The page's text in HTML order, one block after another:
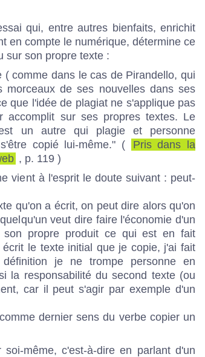
qui, entre autres bienfaits, enrichit
en compte le numérique, détermine ce
sur son propre texte :
comme dans le cas de Pirandello, qui
morceaux de ses nouvelles dans ses
que l'idée de plagiat ne s'applique pas
accomplit sur ses propres textes. Le
un autre qui plagie et personne
copié lui-même." (
Pris dans la
, p. 119 )
vient à l'esprit le doute suivant : peut-
qu'on a écrit, on peut dire alors qu'on
veut dire faire l'économie d'un
propre produit ce qui est en fait
le texte initial que je copie, j'ai fait
je ne trompe personne en
la responsabilité du second texte (ou
car il peut s'agir par exemple d'un
dernier sens du verbe copier un
même, c'est-à-dire en parlant d'un